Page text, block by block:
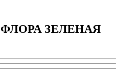
ФЛОРА ЗЕЛЕНАЯ